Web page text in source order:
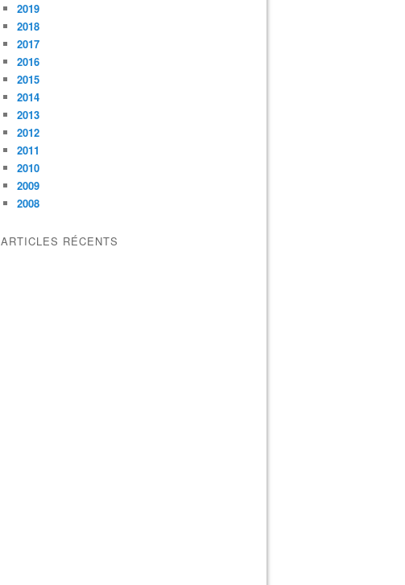
2019
2018
2017
2016
2015
2014
2013
2012
2011
2010
2009
2008
ARTICLES RÉCENTS